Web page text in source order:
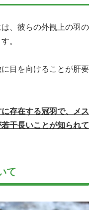
、彼らの外観上の羽の
。
目を向けることが肝要
存在する冠羽で、メス
干長いことが知られて
て